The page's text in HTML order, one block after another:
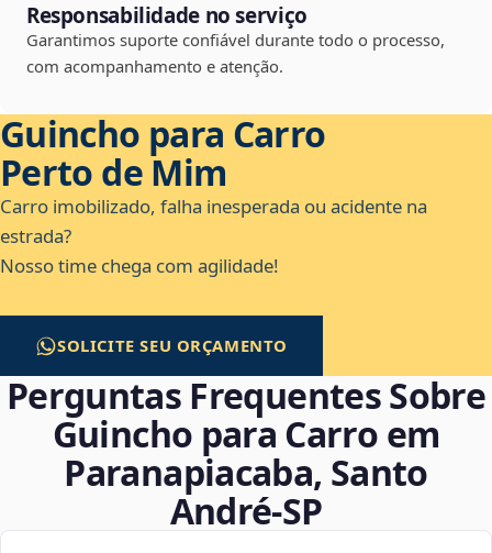
Responsabilidade no serviço
Garantimos suporte confiável durante todo o processo,
com acompanhamento e atenção.
Guincho para Carro
Perto de Mim
Carro imobilizado, falha inesperada ou acidente na
estrada?
Nosso time chega com agilidade!
SOLICITE SEU ORÇAMENTO
Perguntas Frequentes Sobre
Guincho para Carro em
Paranapiacaba, Santo
André‑SP